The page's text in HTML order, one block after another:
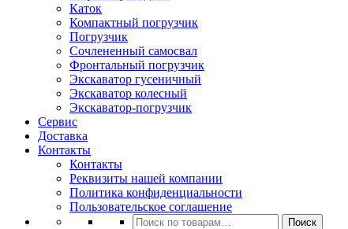
Каток
Компактный погрузчик
Погрузчик
Сочлененный самосвал
Фронтальный погрузчик
Экскаватор гусеничный
Экскаватор колесный
Экскаватор-погрузчик
Сервис
Доставка
Контакты
Контакты
Реквизиты нашей компании
Политика конфиденциальности
Пользовательское соглашение
Искать:
Поиск